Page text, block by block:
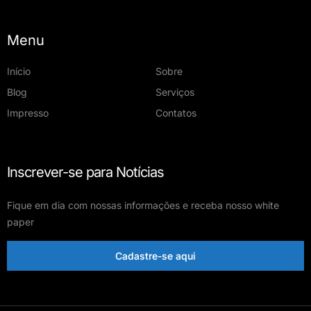
Menu
Início
Sobre
Blog
Serviços
Impresso
Contatos
Inscrever-se para Notícias
Fique em dia com nossas informações e receba nosso white
paper
Cadastre-se aqui